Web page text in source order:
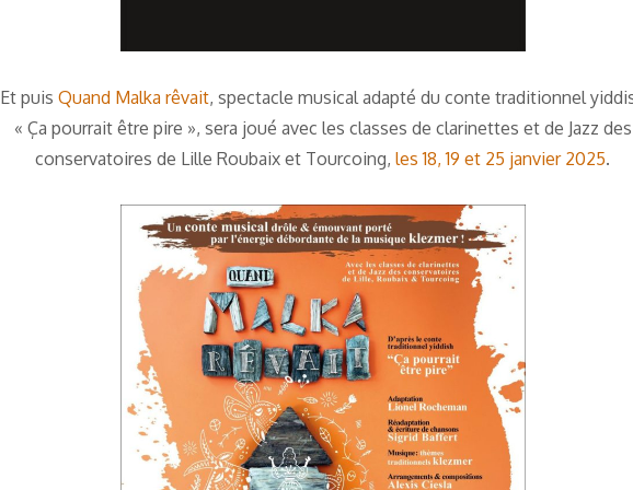
Et puis Quand Malka rêvait, spectacle musical adapté du conte traditionnel
« Ça pourrait être pire », sera joué avec les classes de clarinettes et de Jazz des
conservatoires de Lille Roubaix et Tourcoing,les 18, 19 et 25 janvier 2025.